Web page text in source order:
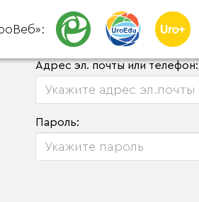
Адрес эл. почты или телефон:
Пароль: